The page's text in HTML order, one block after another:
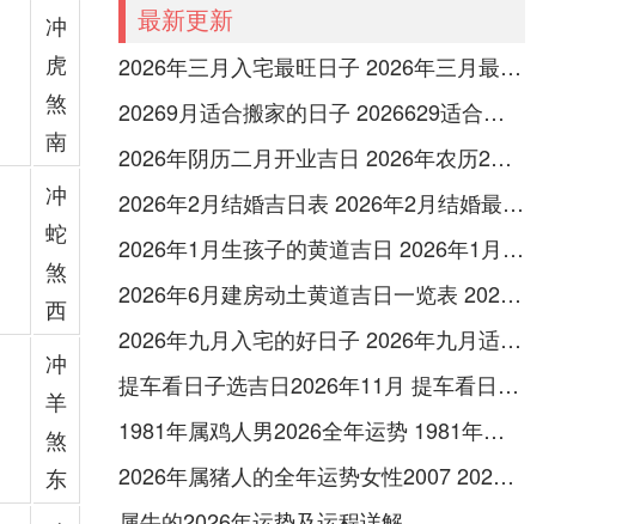
冲
虎
煞
南
冲
蛇
煞
西
冲
羊
煞
东
最新更新
2026年三月入宅最旺日子 2026年三月最佳的入宅吉日一览表
20269月适合搬家的日子 2026629适合搬家吗
2026年阴历二月开业吉日 2026年农历2月16开业好吗
2026年2月结婚吉日表 2026年2月结婚最佳日子是什么
2026年1月生孩子的黄道吉日 2026年1月生娃好的日子
2026年6月建房动土黄道吉日一览表 2026年6月宜动土装修房屋的日子
2026年九月入宅的好日子 2026年九月适合入宅的日子
提车看日子选吉日2026年11月 提车看日子的黄历2026年11月
1981年属鸡人男2026全年运势 1981年属鸡人2026年运势及运程男
2026年属猪人的全年运势女性2007 2026年属猪人幸运色